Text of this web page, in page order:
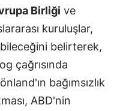
Birliği ve
kuruluşlar,
belirterek,
çağrısında
bağımsızlık
ABD'nin